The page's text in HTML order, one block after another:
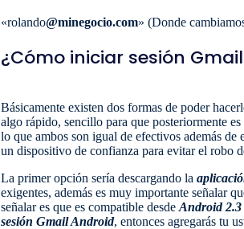
«rolando@minegocio.com» (Donde
¿Cómo iniciar sesión
Básicamente existen dos formas de poder
algo rápido, sencillo para que posteriormente
lo que ambos son igual de efectivos además de
un dispositivo de confianza para evitar el robo
La primer opción sería descargando la
exigentes, además es muy importante señalar
señalar es que es compatible desde Android 2.3
sesión Gmail Android, entonces agregarás tu